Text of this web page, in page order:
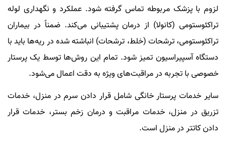
لزوم با پزشک مربوطه تماس گرفته شود. عملکرد و نگهداری لوله
تراکئوستومی (کانولا) از درمان پشتیبانی می‌کند. ضمناً در بیماران
تراکئوستومی، ترشحات (خلط، ترشحات) انباشته شده در ریه‌ها باید با
دستگاه آسپیراسیون تمیز شود. تمام این روش‌ها توسط یک پرستار
خصوصی با تجربه در مراقبت‌های ویژه به دقت اعمال می‌شود.
سایر خدمات پرستار خانگی شامل قرار دادن سرم در منزل، خدمات
تزریق در منزل، خدمات مراقبت و درمان زخم بستر، خدمات قرار
دادن کاتتر در منزل است.